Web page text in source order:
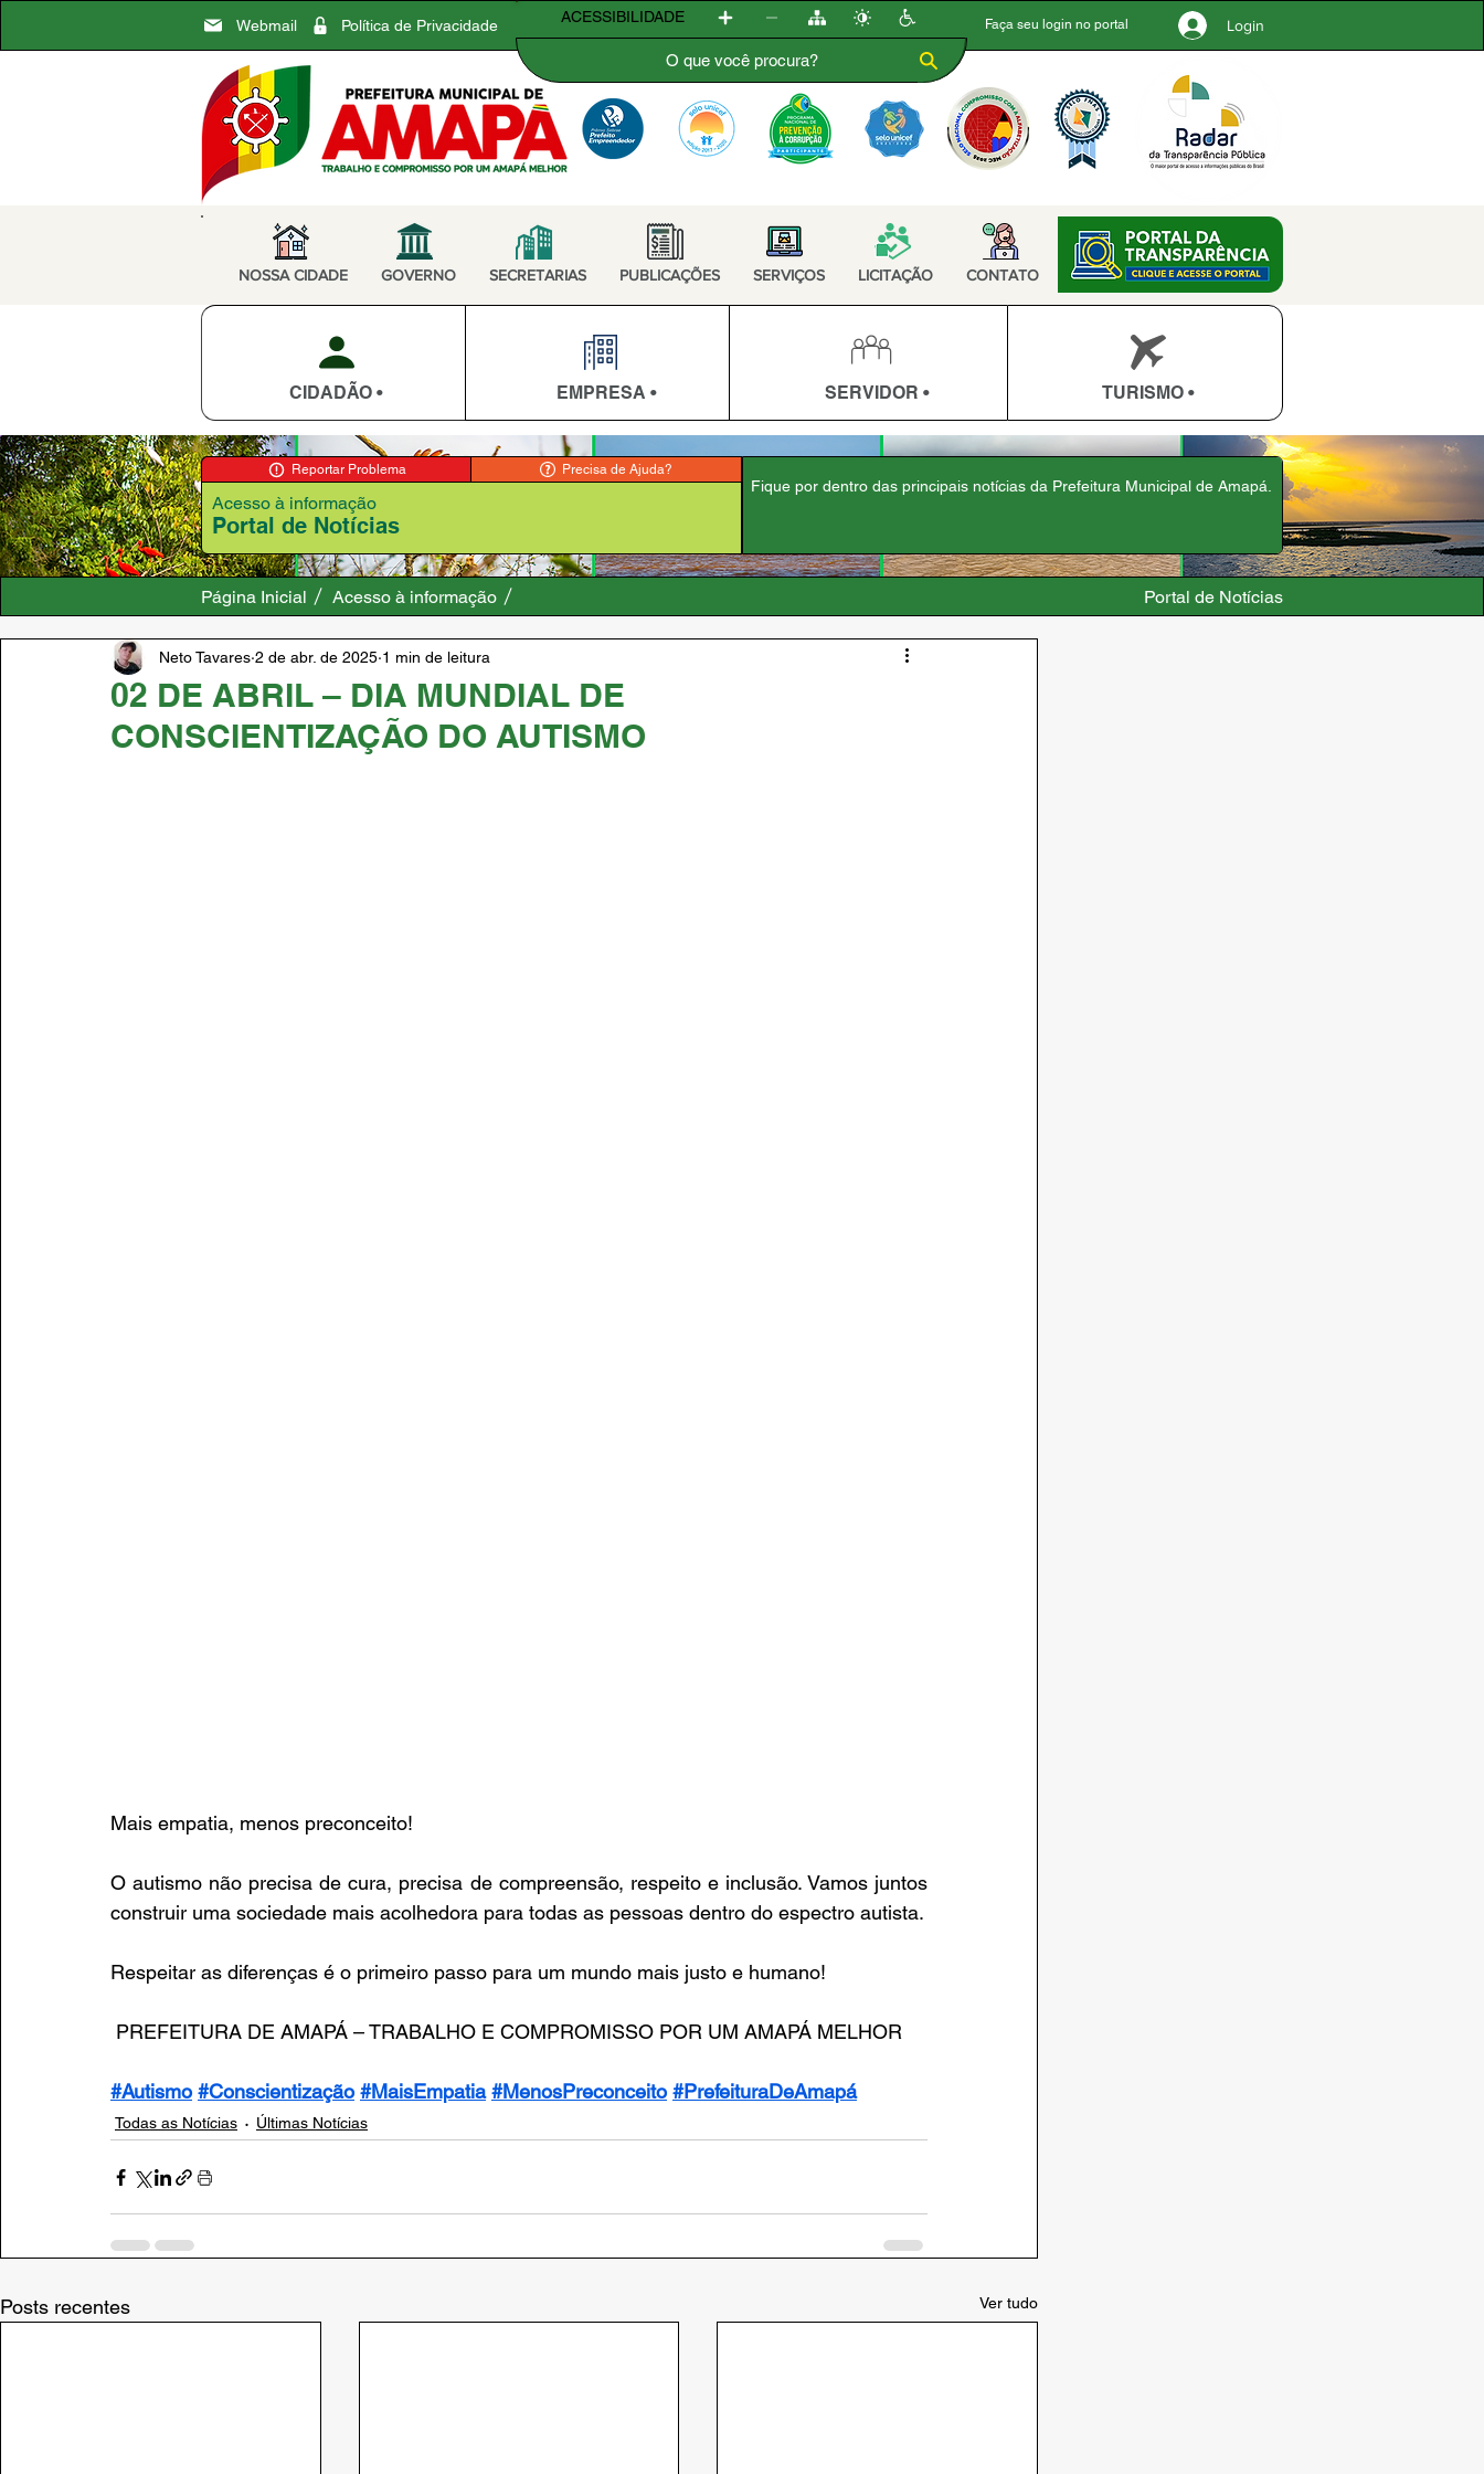
Webmail Política de Privacidade Faça seu login no portal Login
ACESSIBILIDADE
NOSSA CIDADE GOVERNO SECRETARIAS PUBLICAÇÕES SERVIÇOS LICITAÇÃO CONTATO
CIDADÃO • EMPRESA • SERVIDOR • TURISMO •
Reportar Problema Precisa de Ajuda?
Portal de Notícias
Acesso à informação
Fique por dentro das principais notícias da Prefeitura Municipal de Amapá.
Página Inicial Acesso à informação Portal de Notícias
02 DE ABRIL – DIA MUNDIAL DE
CONSCIENTIZAÇÃO DO AUTISMO
Neto Tavares 2 de abr. de 2025 1 min de leitura
Mais empatia, menos preconceito!
O autismo não precisa de cura, precisa de compreensão, respeito e inclusão. Vamos juntos
construir uma sociedade mais acolhedora para todas as pessoas dentro do espectro autista.
Respeitar as diferenças é o primeiro passo para um mundo mais justo e humano!
PREFEITURA DE AMAPÁ – TRABALHO E COMPROMISSO POR UM AMAPÁ MELHOR
#Autismo #Conscientização #MaisEmpatia #MenosPreconceito #PrefeituraDeAmapá
Todas as Notícias Últimas Notícias
Posts recentes Ver tudo